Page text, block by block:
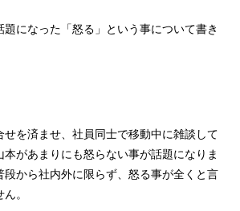
になった「怒る」という事について書き
を済ませ、社員同士で移動中に雑談して
があまりにも怒らない事が話題になりま
段から社内外に限らず、怒る事が全くと言
。